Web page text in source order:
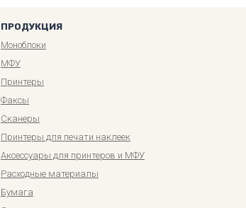
ПРОДУКЦИЯ
Моноблоки
МФУ
Принтеры
Факсы
Сканеры
Принтеры для печати наклеек
Аксессуары для принтеров и МФУ
Расходные материалы
Бумага